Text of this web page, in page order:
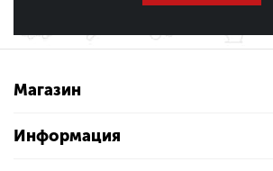
Магазин
Информация